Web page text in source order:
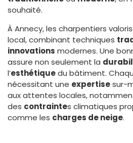
souhaité.
À Annecy, les charpentiers
local, combinant techniques
innovations modernes. Une
assure non seulement la
l’esthétiquedu bâtiment.
nécessitant une expertisesur-
aux attentes locales,
des contraintes climatiques
comme les charges de neige.